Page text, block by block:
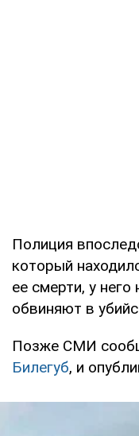
Полиция
который
ее смерти, у
обвиняют в
Позже СМИ
Билегуб, и